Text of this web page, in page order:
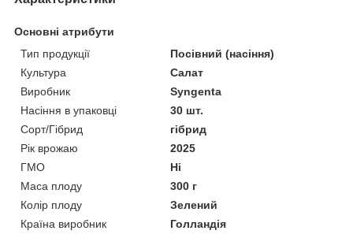
Основні атрибути
Тип продукції
Посівний (насіння)
Культура
Салат
Виробник
Syngenta
Насіння в упаковці
30 шт.
Сорт/Гібрид
гібрид
Рік врожаю
2025
ГМО
Ні
Маса плоду
300 г
Колір плоду
Зелений
Країна виробник
Голландія